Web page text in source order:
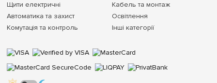
Щити електричні
Автоматика та захист
Комутація та контроль
Кабель та монтаж
Освітлення
Інші категорії